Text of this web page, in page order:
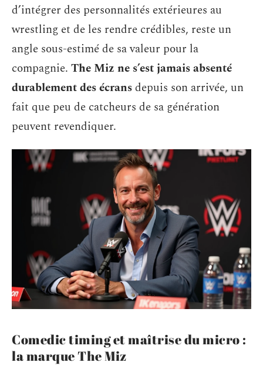
d’intégrer des personnalités extérieures au
wrestling et de les rendre crédibles, reste un
angle sous-estimé de sa valeur pour la
compagnie. The Miz ne s’est jamais absenté
durablement des écransdepuis son arrivée, un
fait que peu de catcheurs de sa génération
peuvent revendiquer.
Comedic timing et maîtrise du micro :
la marque The Miz